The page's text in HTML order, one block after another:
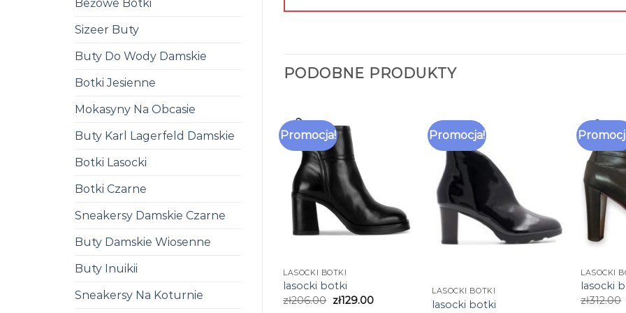
Beżowe Botki
Sizeer Buty
Buty Do Wody Damskie
Botki Jesienne
Mokasyny Na Obcasie
Buty Karl Lagerfeld Damskie
Botki Lasocki
Botki Czarne
Sneakersy Damskie Czarne
Buty Damskie Wiosenne
Buty Inuikii
Sneakersy Na Koturnie
PODOBNE PRODUKTY
Promocja!
LASOCKI BOTKI
lasocki botki
zł206.00 zł129.00
Promocja!
LASOCKI BOTKI
lasocki botki
LASOCKI
lasocki
zł312.00